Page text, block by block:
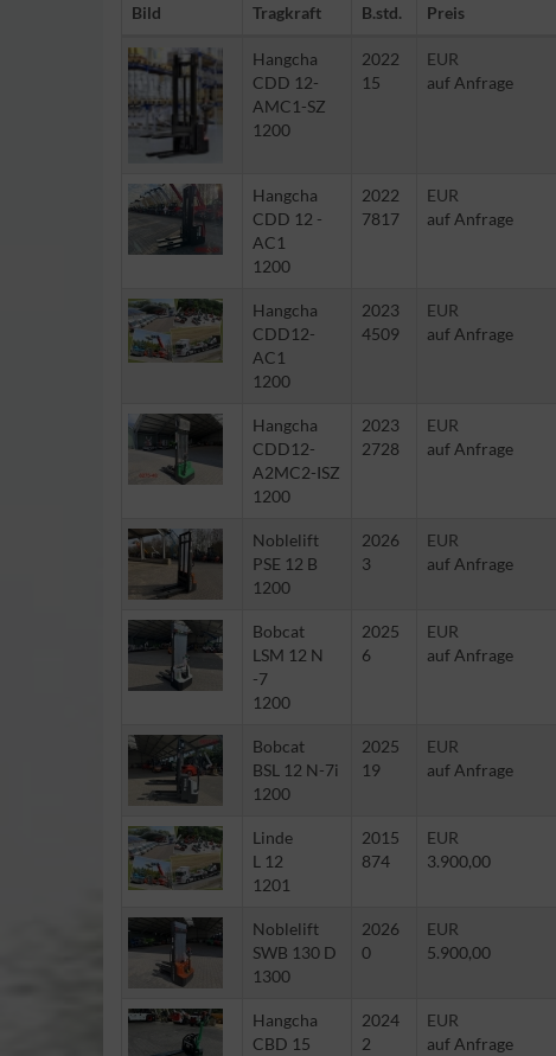
Bild
Tragkraft
B.std.
Preis
Hangcha
CDD 12-
AMC1-SZ
1200
2022
15
EUR
auf Anfrage
Hangcha
CDD 12 -
AC1
1200
2022
7817
EUR
auf Anfrage
Hangcha
CDD12-
AC1
1200
2023
4509
EUR
auf Anfrage
Hangcha
CDD12-
A2MC2-ISZ
1200
2023
2728
EUR
auf Anfrage
Noblelift
PSE 12 B
1200
2026
3
EUR
auf Anfrage
Bobcat
LSM 12 N
-7
1200
2025
6
EUR
auf Anfrage
Bobcat
BSL 12 N-7i
1200
2025
19
EUR
auf Anfrage
Linde
L 12
1201
2015
874
EUR
3.900,00
Noblelift
SWB 130 D
1300
2026
0
EUR
5.900,00
Hangcha
CBD 15
2024
2
EUR
auf Anfrage